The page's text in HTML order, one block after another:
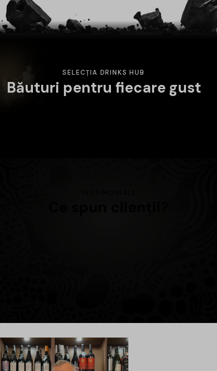
SELECȚIA DRINKS HUB
Băuturi pentru fiecare gust